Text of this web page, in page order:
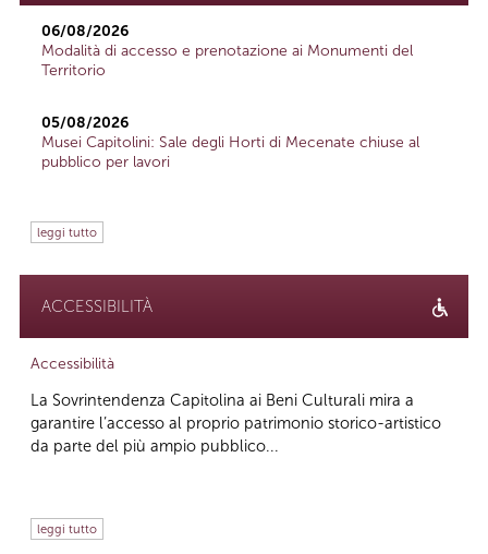
06/08/2026
Modalità di accesso e prenotazione ai Monumenti del
Territorio
05/08/2026
Musei Capitolini: Sale degli Horti di Mecenate chiuse al
pubblico per lavori
leggi tutto
ACCESSIBILITÀ
Accessibilità
La Sovrintendenza Capitolina ai Beni Culturali mira a
garantire l’accesso al proprio patrimonio storico-artistico
da parte del più ampio pubblico...
leggi tutto